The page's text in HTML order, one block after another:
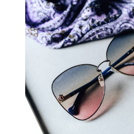
Materiál rámov:
Veľkosť:
Šírka:
Šírka mostíka:
Hmotnosť:
Nastaviteľné sedielka:
Príslušenstvo